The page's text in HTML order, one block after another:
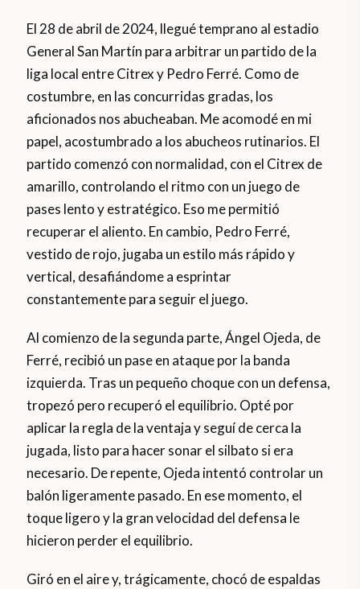
El 28 de abril de 2024, llegué temprano al estadio
General San Martín para arbitrar un partido de la
liga local entre Citrex y Pedro Ferré. Como de
costumbre, en las concurridas gradas, los
aficionados nos abucheaban. Me acomodé en mi
papel, acostumbrado a los abucheos rutinarios. El
partido comenzó con normalidad, con el Citrex de
amarillo, controlando el ritmo con un juego de
pases lento y estratégico. Eso me permitió
recuperar el aliento. En cambio, Pedro Ferré,
vestido de rojo, jugaba un estilo más rápido y
vertical, desafiándome a esprintar
constantemente para seguir el juego.
Al comienzo de la segunda parte, Ángel Ojeda, de
Ferré, recibió un pase en ataque por la banda
izquierda. Tras un pequeño choque con un defensa,
tropezó pero recuperó el equilibrio. Opté por
aplicar la regla de la ventaja y seguí de cerca la
jugada, listo para hacer sonar el silbato si era
necesario. De repente, Ojeda intentó controlar un
balón ligeramente pasado. En ese momento, el
toque ligero y la gran velocidad del defensa le
hicieron perder el equilibrio.
Giró en el aire y, trágicamente, chocó de espaldas